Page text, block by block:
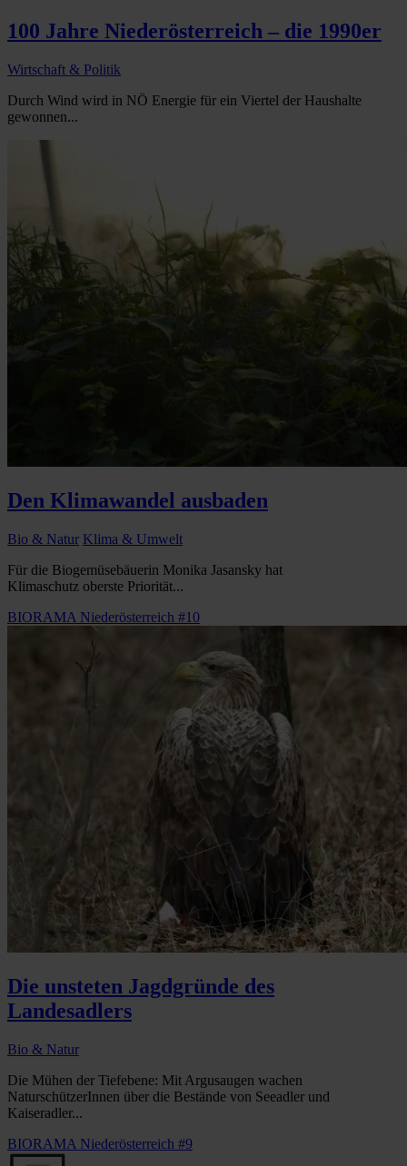
100 Jahre Niederösterreich – die 1990er
Wirtschaft & Politik
Durch Wind wird in NÖ Energie für ein Viertel der Haushalte
gewonnen...
Den Klimawandel ausbaden
Bio & Natur Klima & Umwelt
Für die Biogemüsebäuerin Monika Jasansky hat
Klimaschutz oberste Priorität...
BIORAMA Niederösterreich #10
Die unsteten Jagdgründe des
Landesadlers
Bio & Natur
Die Mühen der Tiefebene: Mit Argusaugen wachen
NaturschützerInnen über die Bestände von Seeadler und
Kaiseradler...
BIORAMA Niederösterreich #9